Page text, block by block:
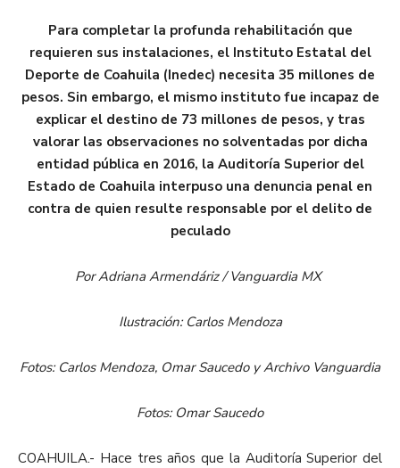
Para completar la profunda rehabilitación que
requieren sus instalaciones, el Instituto Estatal del
Deporte de Coahuila (Inedec) necesita 35 millones de
pesos. Sin embargo, el mismo instituto fue incapaz de
explicar el destino de 73 millones de pesos, y tras
valorar las observaciones no solventadas por dicha
entidad pública en 2016, la Auditoría Superior del
Estado de Coahuila interpuso una denuncia penal en
contra de quien resulte responsable por el delito de
peculado
Por Adriana Armendáriz / Vanguardia MX
Ilustración: Carlos Mendoza
Fotos: Carlos Mendoza, Omar Saucedo y Archivo Vanguardia
Fotos: Omar Saucedo
COAHUILA.- Hace tres años que la Auditoría Superior del